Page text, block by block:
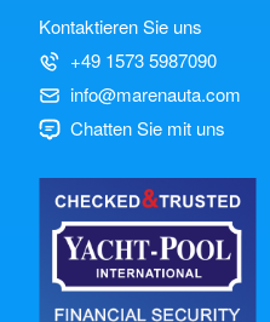
Kontaktieren Sie uns
+49 1573 5987090
info@marenauta.com
Chatten Sie mit uns